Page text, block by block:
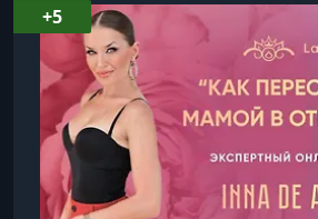
самом делеРазбираем, зачем
дистанция, как она работает и
является единственным
восстановить баланс в паре.К
+5